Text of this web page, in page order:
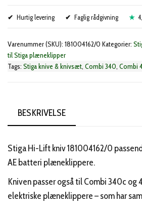
antal
Hurtig levering Faglig rådgivning
Varenummer (SKU): 181004162/0 Kategorier:
til Stiga plæneklipper
Tags: Stiga knive & knivsæt Combi 340 Combi
BESKRIVELSE
Stiga Hi-Lift kniv 181004162/0
AE batteri plæneklippere.
Kniven passer også til Combi 340c og
elektriske plæneklippere – som har